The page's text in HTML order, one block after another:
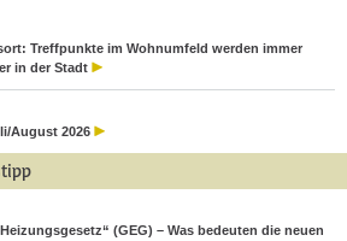
Treffpunkte im Wohnumfeld werden immer
in der Stadt
August 2026
(GEG) – Was bedeuten die neuen